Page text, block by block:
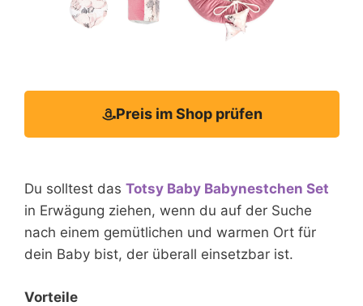
Preis im Shop prüfen
Du solltest das Totsy Baby Babynestchen Set
in Erwägung ziehen, wenn du auf der Suche
nach einem gemütlichen und warmen Ort für
dein Baby bist, der überall einsetzbar ist.
Vorteile